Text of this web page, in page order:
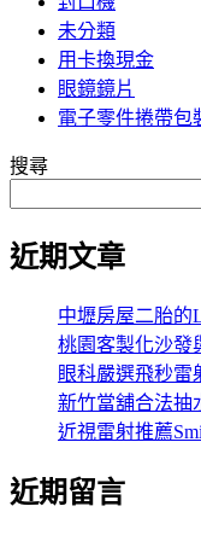
未分類
用卡換現金
眼鏡鏡片
電子零件捲帶包
搜尋
近期文章
中壢房屋二胎的
桃園客製化沙發
眼科嚴選飛秒
新竹當舖合法抽
近視雷射推薦
近期留言